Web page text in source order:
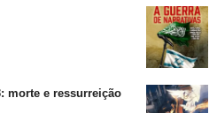
morte e ressurreição